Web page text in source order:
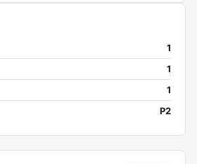
1
1
1
P2